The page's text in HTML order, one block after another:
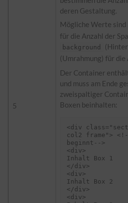
5
deren Gestaltung.
Mögliche Werte sind
für die Anzahl der
background
(Umrahmung) für die
Der Container
und muss am Ende
zweispaltiger
Boxen beinhalten:
<div
col2 frame">
beginnt-->
<div>
Inhalt Box 1
</div>
<div>
Inhalt Box 2
</div>
<div>